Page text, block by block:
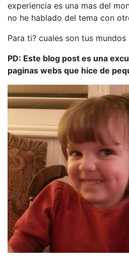
experiencia es una mas del
no he hablado del tema con
Para ti? cuales son tus
PD: Este blog post es una
paginas webs que hice de